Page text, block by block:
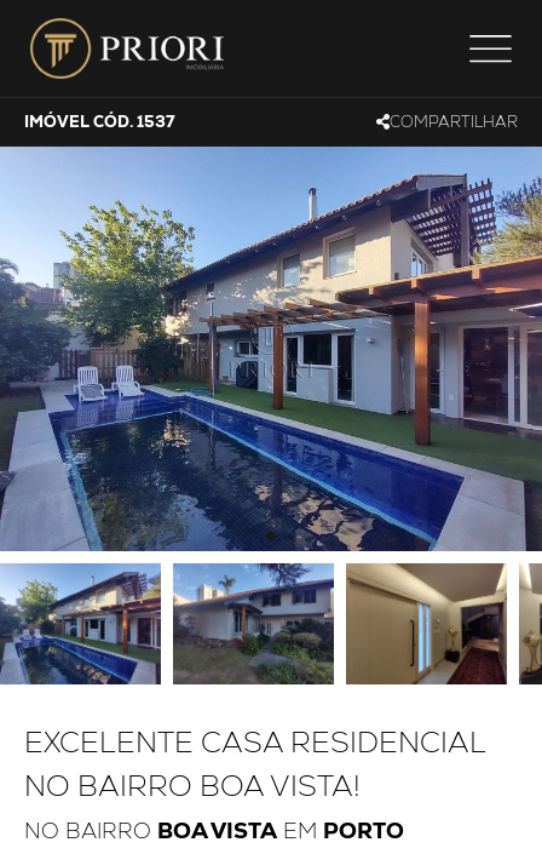
IMÓVEL CÓD. 1537 COMPARTILHAR
EXCELENTE CASA RESIDENCIAL
NO BAIRRO BOA VISTA!
NO BAIRRO BOA VISTAEM PORTO